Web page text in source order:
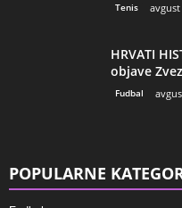
Tenis avgust
HRVATI
objave
Fudbal
POPULARNE